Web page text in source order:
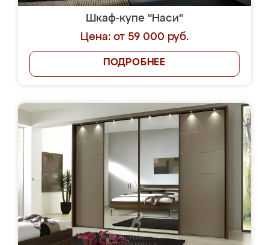
Шкаф-купе "Наси"
Цена: от 59 000 руб.
ПОДРОБНЕЕ